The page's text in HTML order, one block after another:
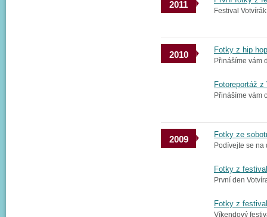
2011
Festival
2010 Fotky z hip
Přinášíme vám
Fotoreportáž z
Přinášíme vám
2009 Fotky ze
Podívejte se na
Fotky z
První den
Fotky z
Víkendový